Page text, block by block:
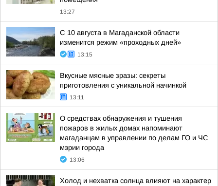
13:27
С 10 августа в Магаданской области
изменится режим «проходных дней»
13:15
Вкусные мясные зразы: секреты
приготовления с уникальной начинкой
13:11
О средствах обнаружения и тушения
пожаров в жилых домах напоминают
магаданцам в управлении по делам ГО и ЧС
мэрии города
13:06
Холод и нехватка солнца влияют на характер